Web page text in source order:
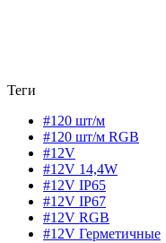
Теги
#120 шт/м
#120 шт/м RGB
#12V
#12V 14,4W
#12V IP65
#12V IP67
#12V RGB
#12V Герметичные